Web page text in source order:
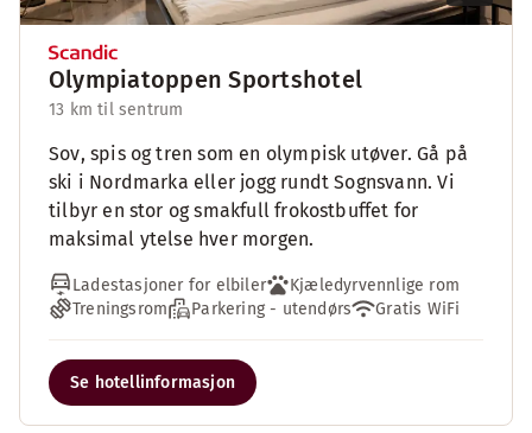
Olympiatoppen Sportshotel
13 km til sentrum
Sov, spis og tren som en olympisk utøver. Gå på
ski i Nordmarka eller jogg rundt Sognsvann. Vi
tilbyr en stor og smakfull frokostbuffet for
maksimal ytelse hver morgen.
Ladestasjoner for elbiler
Kjæledyrvennlige rom
Treningsrom
Parkering - utendørs Gratis WiFi
Se hotellinformasjon